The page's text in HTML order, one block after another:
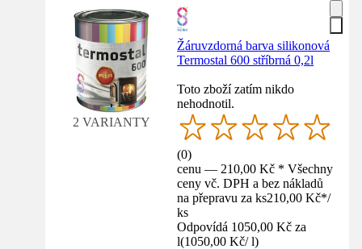
2 VARIANTY
Žáruvzdorná barva silikonová
Termostal 600 stříbrná 0,2l
Toto zboží zatím nikdo
nehodnotil.
(0)
cenu — 210,00 Kč * Všechny
ceny vč. DPH a bez nákladů
na přepravu za ks210,00 Kč*/
ks
Odpovídá 1050,00 Kč za
l(1050,00 Kč/ l)